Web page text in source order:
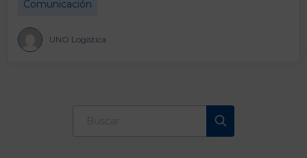
Comunicación
UNO Logística